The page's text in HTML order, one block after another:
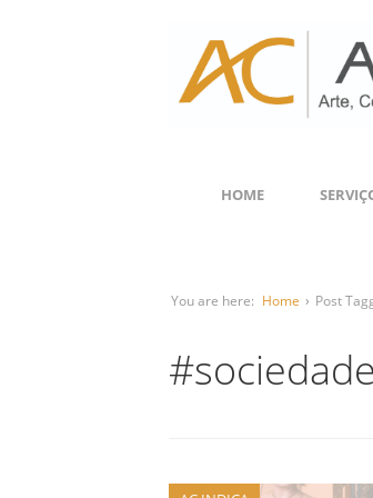
HOME
You are here: Home › Post
#sociedade